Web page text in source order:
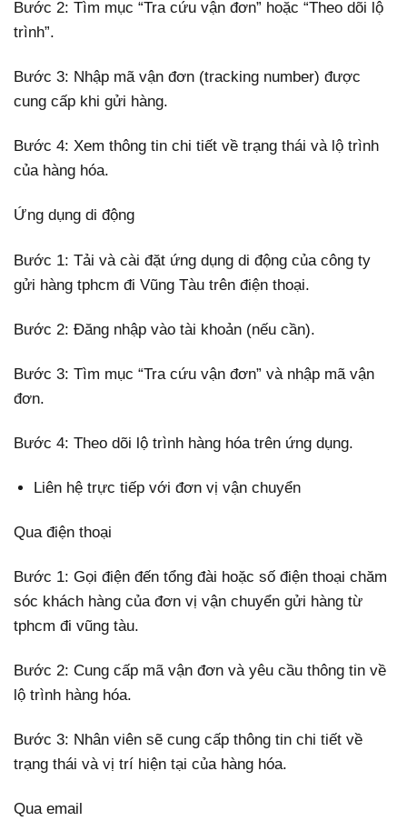
Bước 2: Tìm mục “Tra cứu vận đơn” hoặc “Theo dõi lộ
trình”.
Bước 3: Nhập mã vận đơn (tracking number) được
cung cấp khi gửi hàng.
Bước 4: Xem thông tin chi tiết về trạng thái và lộ trình
của hàng hóa.
Ứng dụng di động
Bước 1: Tải và cài đặt ứng dụng di động của công ty
gửi hàng tphcm đi Vũng Tàu trên điện thoại.
Bước 2: Đăng nhập vào tài khoản (nếu cần).
Bước 3: Tìm mục “Tra cứu vận đơn” và nhập mã vận
đơn.
Bước 4: Theo dõi lộ trình hàng hóa trên ứng dụng.
Liên hệ trực tiếp với đơn vị vận chuyển
Qua điện thoại
Bước 1: Gọi điện đến tổng đài hoặc số điện thoại chăm
sóc khách hàng của đơn vị vận chuyển gửi hàng từ
tphcm đi vũng tàu.
Bước 2: Cung cấp mã vận đơn và yêu cầu thông tin về
lộ trình hàng hóa.
Bước 3: Nhân viên sẽ cung cấp thông tin chi tiết về
trạng thái và vị trí hiện tại của hàng hóa.
Qua email